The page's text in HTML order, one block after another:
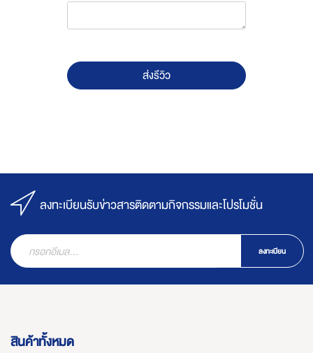
ส่งรีวิว
ลงทะเบียนรับข่าวสารติดตามกิจกรรมและโปรโมชั่น
ลงทะเบียน
สินค้าทั้งหมด